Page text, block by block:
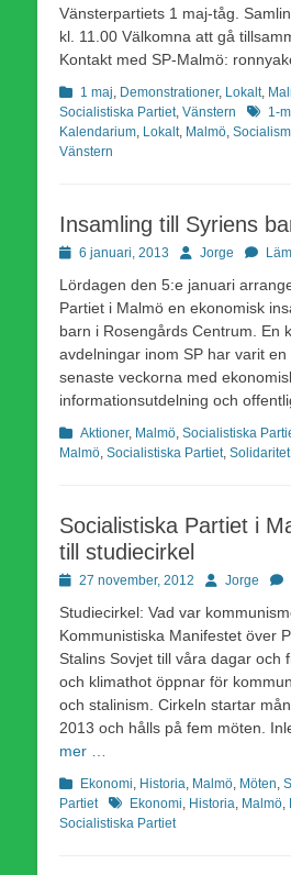
Vänsterpartiets 1 maj-tåg.
kl. 11.00 Välkomna att gå
Kontakt med SP-Malmö:
Kategorier
1 maj Demonstrationer, Lokalt,
Socialistiska Partiet, Vänstern 1-
Kalendarium Lokalt, Malmö Socialism
Vänstern
Insamling till Syriens
Publicerad
6 januari, 2013 Författare
Jorge
Lördagen den 5:e januari
Partiet i Malmö en ekonomisk
barn i Rosengårds Centrum. En
avdelningar inom SP har varit
senaste veckorna med
informationsutdelning och
Kategorier
Aktioner, Malmö Socialistiska
Malmö Socialistiska Partiet, Solidaritet,
Socialistiska Partiet i
till studiecirkel
Publicerad
27 november, 2012 Författare
Jorge
Studiecirkel: Vad var
Kommunistiska Manifestet över
Stalins Sovjet till våra dagar och
och klimathot öppnar för
och stalinism. Cirkeln startar
2013 och hålls på fem möten.
mer …
Kategorier
Ekonomi Historia Malmö Möten
Partiet
EtiketterEkonomi Historia Malmö
Socialistiska Partiet